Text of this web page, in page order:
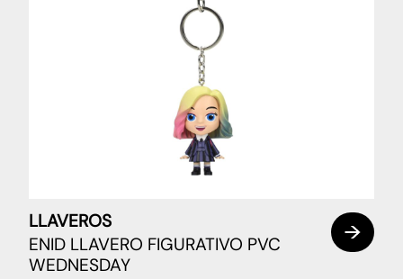
LLAVEROS
ENID LLAVERO FIGURATIVO PVC
WEDNESDAY